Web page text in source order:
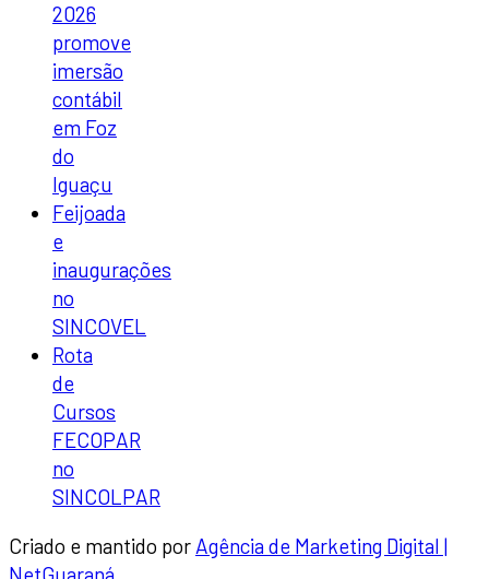
2026
promove
imersão
contábil
em Foz
do
Iguaçu
Feijoada
e
inaugurações
no
SINCOVEL
Rota
de
Cursos
FECOPAR
no
SINCOLPAR
Criado e mantido por Agência de Marketing Digital |